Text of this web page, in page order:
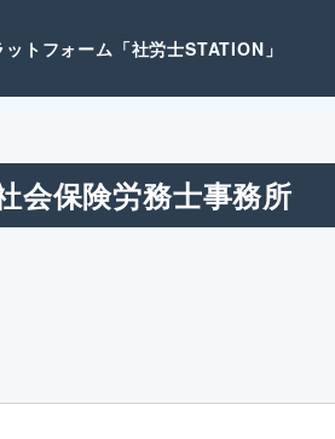
トフォーム「社労士STATION」
会保険労務士事務所